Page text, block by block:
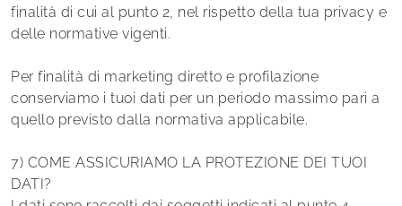
finalità di cui al punto 2, nel rispetto della tua privacy e
delle normative vigenti.
Per finalità di marketing diretto e profilazione
conserviamo i tuoi dati per un periodo massimo pari a
quello previsto dalla normativa applicabile.
7) COME ASSICURIAMO LA PROTEZIONE DEI TUOI
DATI?